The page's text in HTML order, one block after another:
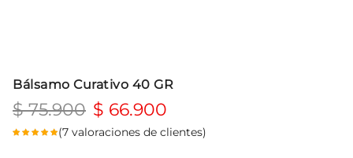
Bálsamo Curativo 40 GR
(7 valoraciones de clientes)
$75.900 $ 66.900